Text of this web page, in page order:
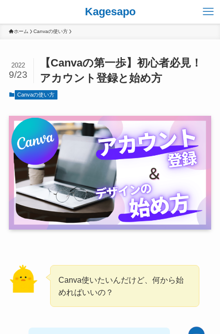
Kagesapo
ホーム Canvaの使い方
【Canvaの第一歩】初心者必見！
アカウント登録と始め方
2022
9/23
Canvaの使い方
Canva使いたいんだけど、何から始
めればいいの？